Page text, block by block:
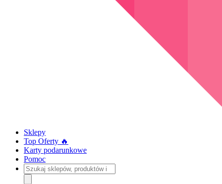
Sklepy
Top Oferty 🔥
Karty podarunkowe
Pomoc
Szukaj
sklepów,